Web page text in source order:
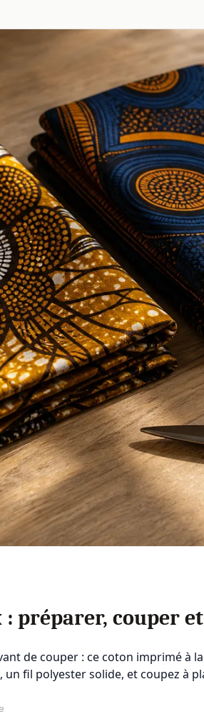
: préparer, couper
de couper : ce coton imprimé
fil polyester solide, et coupez à